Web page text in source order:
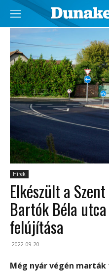
Hírek
Elkészült a
Bartók Béla
felújítása
2022-09-20
Még nyár végén